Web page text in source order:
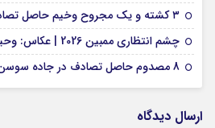
۳ کشته و یک مجروح وخیم حاصل تصادف شبانه در ایذه
چشم انتظاری ممبین 2026 | عکاس: وحید اورکی
8 مصدوم حاصل تصادف در جاده سوسن
ارسال دیدگاه